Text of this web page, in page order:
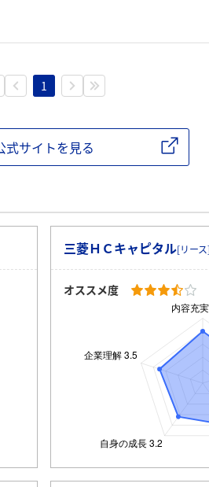
1
式サイトを見る
三菱ＨＣキャピタル[リース]
オススメ度